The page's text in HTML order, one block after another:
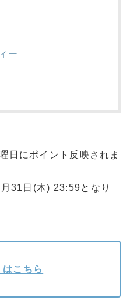
ー
日にポイント反映されま
31日(木) 23:59となり
こちら